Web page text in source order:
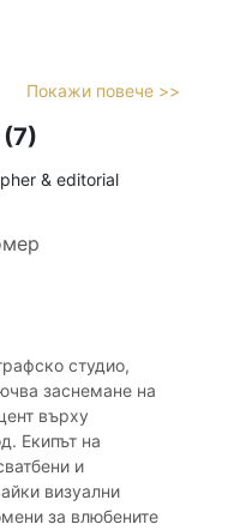
Покажи повече >>
(7)
& editorial
студио,
заснемане на
върху
Екипът на
и
визуални
за влюбените